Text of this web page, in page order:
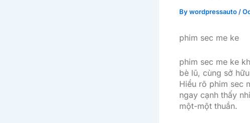
Bywordpressauto /
phim sec me ke
phim sec me ke
bè lũ, cùng sở
Hiểu rõ phim sec
ngay cạnh thấy
một-một thuần.